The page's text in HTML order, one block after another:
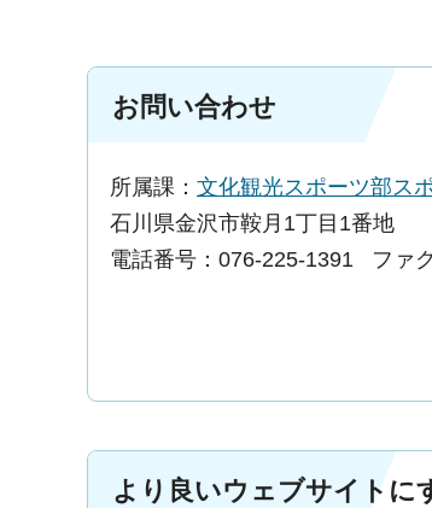
お問い合わせ
所属課： 文化観光スポーツ部ス
石川県金沢市鞍月1丁目1番地
電話番号：076-225-1391
ファ
より良いウェブサイトに